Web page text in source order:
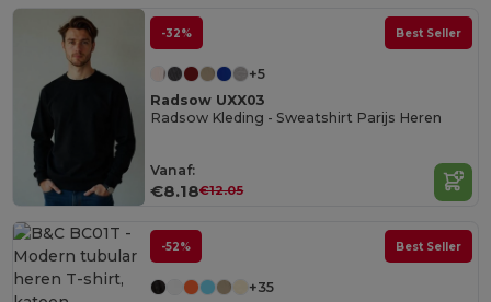
-32% Best Seller
+5
Radsow UXX03
Radsow Kleding - Sweatshirt Parijs Heren
Vanaf:
€8.18€12.05
-52% Best Seller
+35